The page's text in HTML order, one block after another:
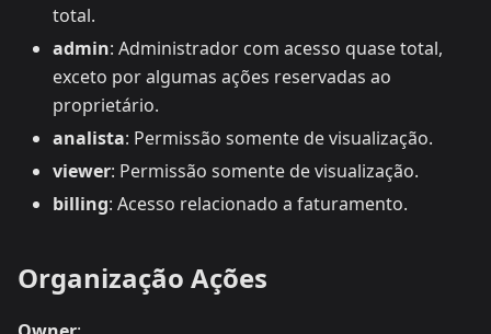
total.
admin: Administrador com acesso quase total,
exceto por algumas ações reservadas ao
proprietário.
analista: Permissão somente de visualização.
viewer: Permissão somente de visualização.
billing: Acesso relacionado a faturamento.
Organização Ações